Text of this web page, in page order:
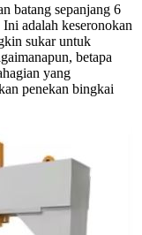
batang sepanjang 6
adalah keseronokan
sukar untuk
betapa
yang
penekan bingkai